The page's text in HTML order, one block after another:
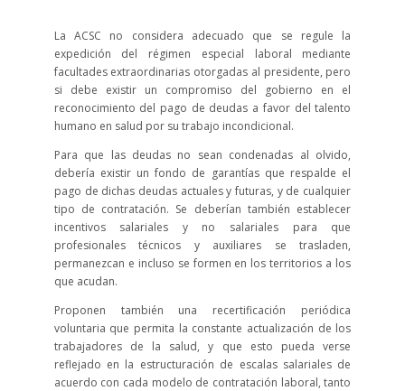
La ACSC no considera adecuado que se regule la
expedición del régimen especial laboral mediante
facultades extraordinarias otorgadas al presidente, pero
si debe existir un compromiso del gobierno en el
reconocimiento del pago de deudas a favor del talento
humano en salud por su trabajo incondicional.
Para que las deudas no sean condenadas al olvido,
debería existir un fondo de garantías que respalde el
pago de dichas deudas actuales y futuras, y de cualquier
tipo de contratación. Se deberían también establecer
incentivos salariales y no salariales para que
profesionales técnicos y auxiliares se trasladen,
permanezcan e incluso se formen en los territorios a los
que acudan.
Proponen también una recertificación periódica
voluntaria que permita la constante actualización de los
trabajadores de la salud, y que esto pueda verse
reflejado en la estructuración de escalas salariales de
acuerdo con cada modelo de contratación laboral, tanto